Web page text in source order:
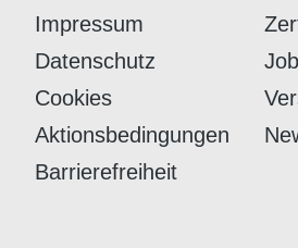
Impressum
Datenschutz
Cookies
Aktionsbedingungen
Barrierefreiheit